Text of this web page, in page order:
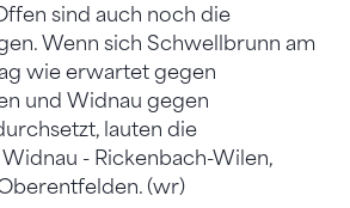
sind auch noch die
Wenn sich Schwellbrunn am
wie erwartet gegen
und Widnau gegen
lauten die
- Rickenbach-Wilen,
(wr)